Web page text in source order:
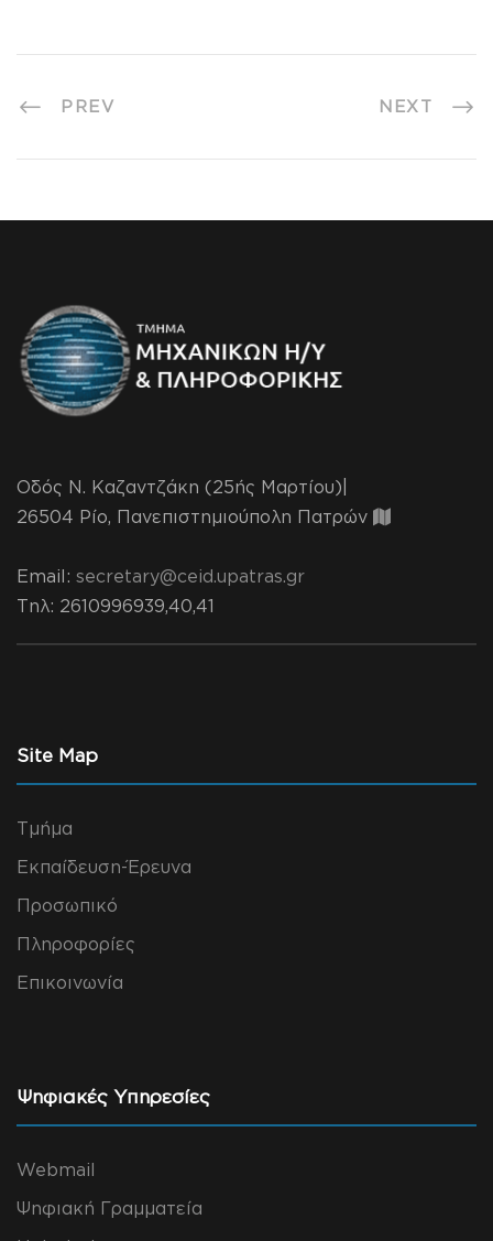
PREV NEXT
Οδός Ν. Καζαντζάκη (25ής Μαρτίου)|
26504 Ρίο, Πανεπιστημιούπολη Πατρών
Email: secretary@ceid.upatras.gr
Τηλ: 2610996939,40,41
Site Map
Τμήμα
Εκπαίδευση-Έρευνα
Προσωπικό
Πληροφορίες
Επικοινωνία
Ψηφιακές Υπηρεσίες
Webmail
Ψηφιακή Γραμματεία